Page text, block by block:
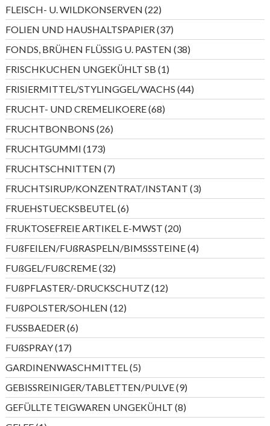
FLEISCH- U. WILDKONSERVEN 2222
Produkte
FOLIEN UND HAUSHALTSPAPIER 3737
Produkte
FONDS, BRÜHEN FLÜSSIG U. PASTEN 3838
Produkte
FRISCHKUCHEN UNGEKÜHLT SB 11
Produkt
FRISIERMITTEL/STYLINGGEL/WACHS 4444
Produkte
FRUCHT- UND CREMELIKOERE 6868
Produkte
FRUCHTBONBONS 2626
Produkte
FRUCHTGUMMI 173173
Produkte
FRUCHTSCHNITTEN 77
Produkte
FRUCHTSIRUP/KONZENTRAT/INSTANT 33
Produkte
FRUEHSTUECKSBEUTEL 66
Produkte
FRUKTOSEFREIE ARTIKEL E-MWST 2020
Produkte
FUßFEILEN/FUßRASPELN/BIMSSSTEINE 44
Produkte
FUßGEL/FUßCREME 3232
Produkte
FUßPFLASTER/-DRUCKSCHUTZ 1212
Produkte
FUßPOLSTER/SOHLEN 1212
Produkte
FUSSBAEDER 66
Produkte
FUßSPRAY 1717
Produkte
GARDINENWASCHMITTEL 55
Produkte
GEBISSREINIGER/TABLETTEN/PULVE 99
Produkte
GEFÜLLTE TEIGWAREN UNGEKÜHLT 88
Produkte